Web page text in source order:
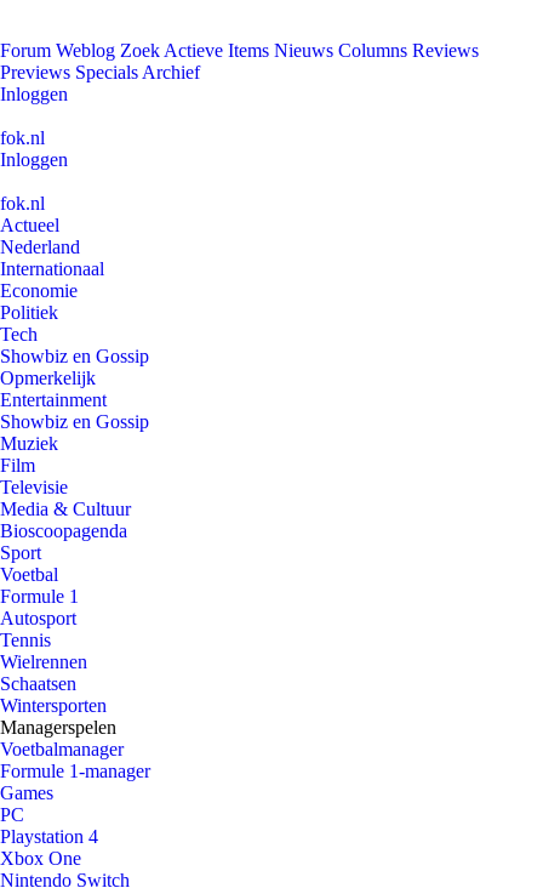
Forum Weblog Zoek Actieve Items Nieuws Columns Reviews
Previews Specials Archief
Inloggen
fok.nl
Inloggen
fok.nl
Actueel
Nederland
Internationaal
Economie
Politiek
Tech
Showbiz en Gossip
Opmerkelijk
Entertainment
Showbiz en Gossip
Muziek
Film
Televisie
Media & Cultuur
Bioscoopagenda
Sport
Voetbal
Formule 1
Autosport
Tennis
Wielrennen
Schaatsen
Wintersporten
Managerspelen
Voetbalmanager
Formule 1-manager
Games
PC
Playstation 4
Xbox One
Nintendo Switch